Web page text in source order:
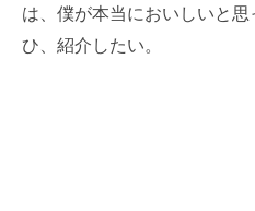
は、僕が本当においしいと
ひ、紹介したい。